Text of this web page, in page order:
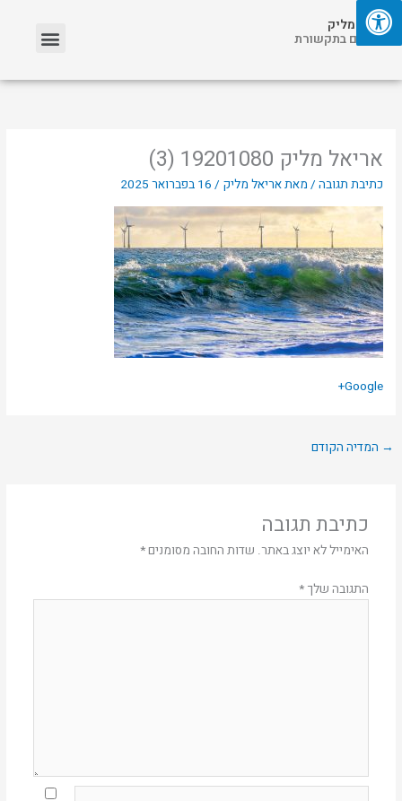
דילוג
לתוכן
אריאל מליק
אזכורים בתקשורת
אריאל מליק 19201080 (3)
כתיבת תגובה / מאתאריאל מליק / 16 בפברואר 2025
Google+
→ המדיה הקודם
כתיבת תגובה
האימייל לא יוצג באתר. שדות החובה מסומנים*
התגובה שלך *